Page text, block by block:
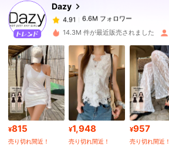
Dazy
4.91
m***aは3時間前 に購入しました
4.91 6.6M フォロワー
4.91 6.6M フォロワー
4.91 6.6M フォロワー
14.3M 件が最近販売されました
¥815
売り切れ間近！
¥1,948
売り切れ間近！
¥957
売り切れ間近！